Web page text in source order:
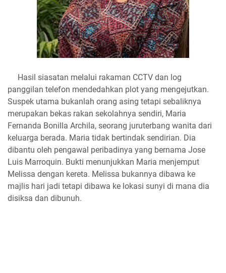
Hasil siasatan melalui rakaman CCTV dan log
panggilan telefon mendedahkan plot yang mengejutkan.
Suspek utama bukanlah orang asing tetapi sebaliknya
merupakan bekas rakan sekolahnya sendiri, Maria
Fernanda Bonilla Archila, seorang juruterbang wanita dari
keluarga berada. Maria tidak bertindak sendirian. Dia
dibantu oleh pengawal peribadinya yang bernama Jose
Luis Marroquin. Bukti menunjukkan Maria menjemput
Melissa dengan kereta. Melissa bukannya dibawa ke
majlis hari jadi tetapi dibawa ke lokasi sunyi di mana dia
disiksa dan dibunuh.